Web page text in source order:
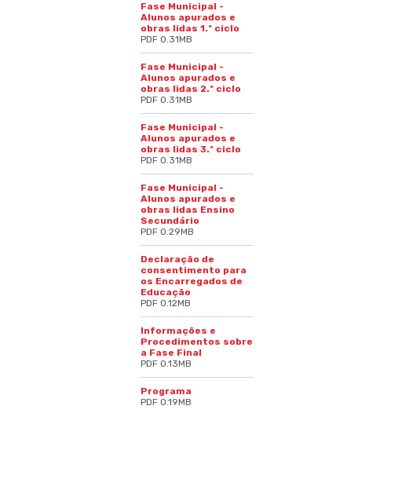
Fase Municipal -
Alunos apurados e
obras lidas 1.º ciclo
PDF 0.31MB
Fase Municipal -
Alunos apurados e
obras lidas 2.º ciclo
PDF 0.31MB
Fase Municipal -
Alunos apurados e
obras lidas 3.º ciclo
PDF 0.31MB
Fase Municipal -
Alunos apurados e
obras lidas Ensino
Secundário
PDF 0.29MB
Declaração de
consentimento para
os Encarregados de
Educação
PDF 0.12MB
Informações e
Procedimentos sobre
a Fase Final
PDF 0.13MB
Programa
PDF 0.19MB